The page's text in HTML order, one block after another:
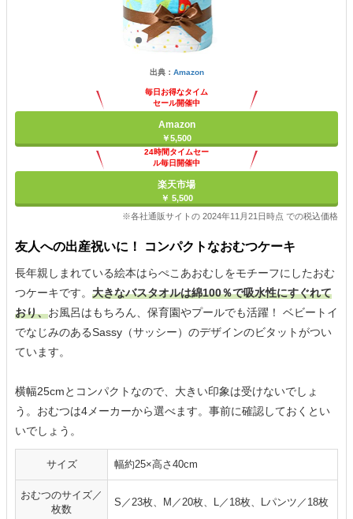
出典： Amazon
毎日お得なタイム
セール開催中
Amazon
￥5,500
24時間タイムセー
ル毎日開催中
楽天市場
￥ 5,500
※各社通販サイトの 2024年11月21日時点 での税込価格
友人への出産祝いに！ コンパクトなおむつケーキ
長年親しまれている絵本はらぺこあおむしをモチーフにしたおむ
つケーキです。 大きなバスタオルは綿100％で吸水性にすぐれて
おり、お風呂はもちろん、保育園やプールでも活躍！ ベビートイ
でなじみのあるSassy（サッシー）のデザインのビタットがつい
ています。
横幅25cmとコンパクトなので、大きい印象は受けないでしょ
う。おむつは4メーカーから選べます。事前に確認しておくとい
いでしょう。
サイズ 幅約25×高さ40cm
おむつのサイズ／
枚数
S／23枚、M／20枚、L／18枚、Lパンツ／18枚